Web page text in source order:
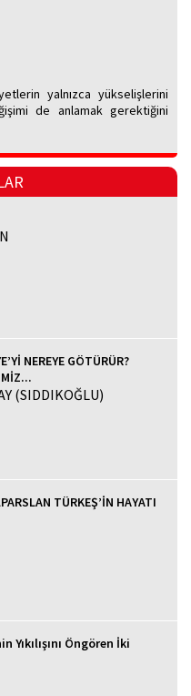
yalnızca yükselişlerini
de anlamak gerektiğini
NEREYE GÖTÜRÜR?
(SIDDIKOĞLU)
TÜRKEŞ’İN HAYATI
Öngören İki